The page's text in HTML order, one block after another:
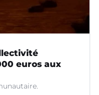
euros aux